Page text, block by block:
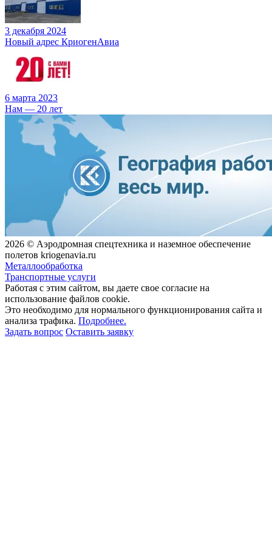
3 декабря 2024
Новый адрес КриогенАвиа
6 марта 2023
Нам — 20 лет
2026 © Аэродромная спецтехника и наземное обеспечение
полетов kriogenavia.ru
Металлообработка
Транспортные услуги
Работая с этим сайтом, вы даете свое согласие на
использование файлов cookie.
Это необходимо для нормального функционирования сайта и
анализа трафика. Подробнее.
Задать вопрос Оставить заявку